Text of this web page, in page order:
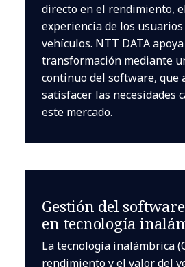
directo en el rendimiento,
experiencia de los usuarios
vehículos. NTT DATA
transformación mediante
continuo del software, que
satisfacer las necesidades
este mercado.
Gestión del
en tecnología
La tecnología inalámbrica
rendimiento y el valor del